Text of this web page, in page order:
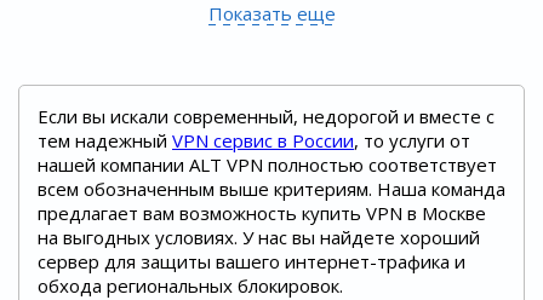
Показать еще
Если вы искали современный, недорогой и вместе с
тем надежный VPN сервис в России, то услуги от
нашей компании ALT VPN полностью соответствует
всем обозначенным выше критериям. Наша команда
предлагает вам возможность купить VPN в Москве
на выгодных условиях. У нас вы найдете хороший
сервер для защиты вашего интернет-трафика и
обхода региональных блокировок.